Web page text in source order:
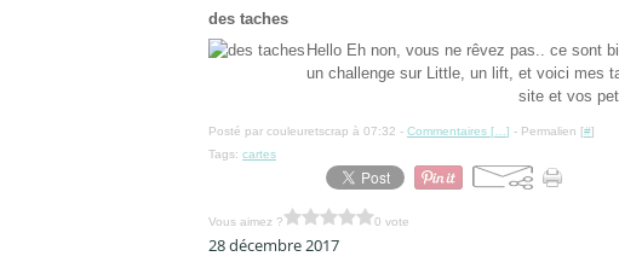
des taches
Hello Eh non, vous ne rêvez pas.. ce sont
un challenge sur Little, un lift, et voici mes
site et vos
Posté par couleuretscrap à 07:32 - Commentaires [ ] - Permalien [#]
Tags: cartes
Vous aimez ? 0 vote
28 décembre 2017